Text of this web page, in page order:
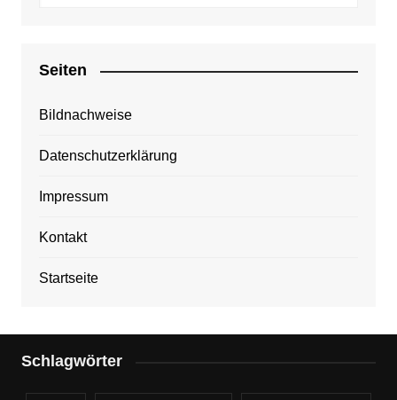
Seiten
Bildnachweise
Datenschutzerklärung
Impressum
Kontakt
Startseite
Schlagwörter